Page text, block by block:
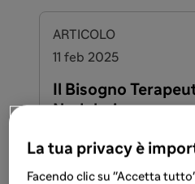
ARTICOLO
11 feb 2025
Il Bisogno
Nodularis
Per saperne di più
La tua privacy è
Facendo clic su "Accetta